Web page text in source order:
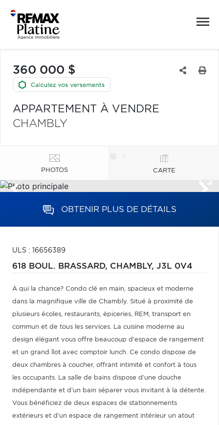
360 000 $
APPARTEMENT À VENDRE
CHAMBLY
PHOTOS CARTE
OBTENIR PLUS DE DÉTAILS
ULS : 16656389
618 BOUL. BRASSARD, CHAMBLY, J3L 0V4
À qui la chance? Condo clé en main, spacieux et moderne
dans la magnifique ville de Chambly. Situé à proximité de
plusieurs écoles, restaurants, épiceries, REM, transport en
commun et de tous les services. La cuisine moderne au
design élégant vous offre beaucoup d'espace de rangement
et un grand îlot avec comptoir lunch. Ce condo dispose de
deux chambres à coucher, offrant intimité et confort à tous
les occupants. La salle de bains dispose d'une douche
indépendante et d'un bain séparer vous invitant à la détente.
Vous bénéficiez de deux espaces de stationnements
extérieurs et d'un espace de rangement intérieur un atout